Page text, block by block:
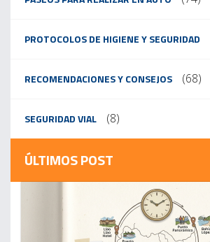
PROTOCOLOS DE HIGIENE Y SEGURIDAD
RECOMENDACIONES Y CONSEJOS (68)
SEGURIDAD VIAL (8)
ÚLTIMOS POST